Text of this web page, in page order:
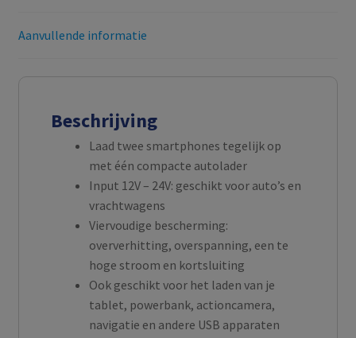
Aanvullende informatie
Beschrijving
Laad twee smartphones tegelijk op
met één compacte autolader
Input 12V – 24V: geschikt voor auto’s en
vrachtwagens
Viervoudige bescherming:
oververhitting, overspanning, een te
hoge stroom en kortsluiting
Ook geschikt voor het laden van je
tablet, powerbank, actioncamera,
navigatie en andere USB apparaten